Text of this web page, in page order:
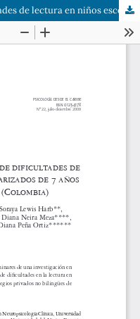
Estudio de prevalencia de dificultades de lectura en niños escolarizados de 7 años de Barranquilla (Colombia)